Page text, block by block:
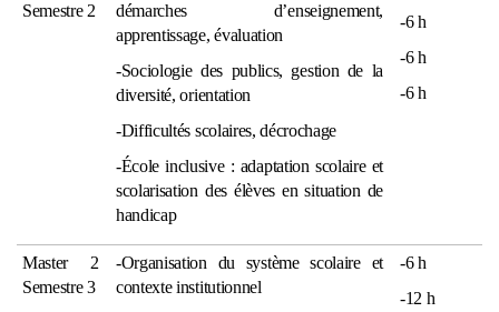
Semestre 2
démarches d’enseignement,
apprentissage, évaluation
-Sociologie des publics, gestion de la
diversité, orientation
-Difficultés scolaires, décrochage
-École inclusive : adaptation scolaire et
scolarisation des élèves en situation de
handicap
-6 h
-6 h
-6 h
Master 2
Semestre 3
-Organisation du système scolaire et
contexte institutionnel
-6 h
-12 h